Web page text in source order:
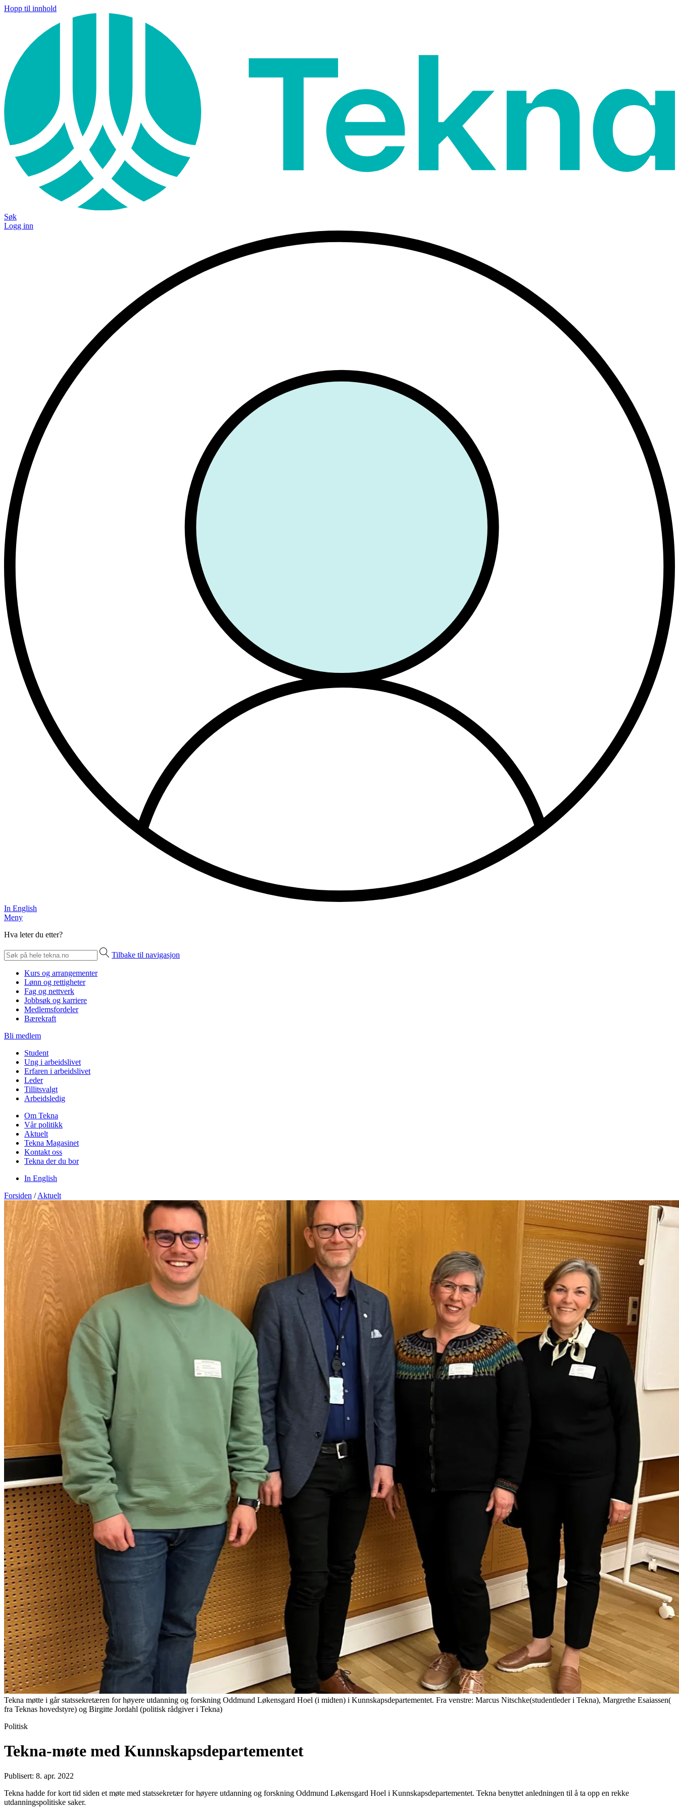
Hopp til innhold
Søk
Logg inn
In English
Meny
Hva leter du etter?
Tilbake til navigasjon
Kurs og arrangementer
Lønn og rettigheter
Fag og nettverk
Jobbsøk og karriere
Medlemsfordeler
Bærekraft
Bli medlem
Student
Ung i arbeidslivet
Erfaren i arbeidslivet
Leder
Tillitsvalgt
Arbeidsledig
Om Tekna
Vår politikk
Aktuelt
Tekna Magasinet
Kontakt oss
Tekna der du bor
In English
Forsiden / Aktuelt
Tekna møtte i går statssekretæren for høyere utdanning og forskning Oddmund Løkensgard Hoel (i midten) i Kunnskapsdepartementet. Fra venstre: Marcus Nitschke(studentleder i Tekna), Margrethe Esaiassen(
fra Teknas hovedstyre) og Birgitte Jordahl (politisk rådgiver i Tekna)
Politisk
Tekna-møte med Kunnskapsdepartementet
Publisert: 8. apr. 2022
Tekna hadde for kort tid siden et møte med statssekretær for høyere utdanning og forskning Oddmund Løkensgard Hoel i Kunnskapsdepartementet. Tekna benyttet anledningen til å ta opp en rekke
utdanningspolitiske saker.